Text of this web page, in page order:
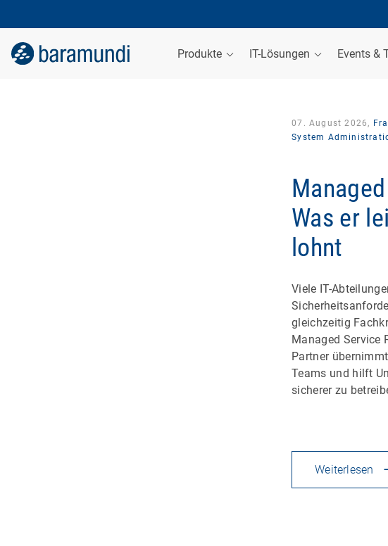
Produkte IT-Lösungen Events &
07. August 2026,
System
Was er
lohnt
Viele IT-
gleichzeitig
Managed Service
Partner
Teams und hilft
sicherer zu
Weiterlesen